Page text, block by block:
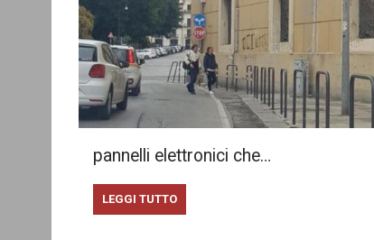
pannelli elettronici che…
LEGGI TUTTO